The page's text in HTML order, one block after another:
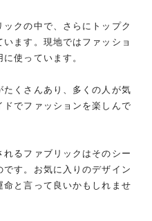
クの中で、さらにトップク
ます。現地ではファッショ
使っています。
くさんあり、多くの人が気
でファッションを楽しんで
るファブリックはそのシー
す。お気に入りのデザイン
と言って良いかもしれませ